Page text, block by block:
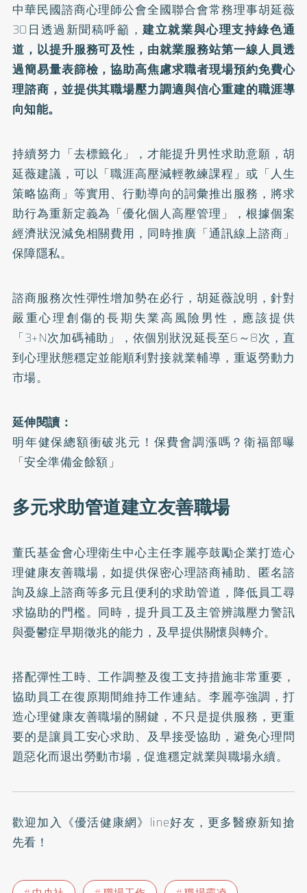
中華民國諮商心理師公會全國聯合會常務理事胡延薇
30日透過新聞稿呼籲，建立就業與心理支持綠色通
道，以提升服務可及性，由就業服務站第一線人員透
過簡易量表篩檢，協助高焦慮求職者現場預約免費心
理諮商，並提供其職場壓力調適與信心重建的職涯導
向知能。
持續努力「去標籤化」，才能提升男性求助意願，胡
延薇建議，可以「職涯高壓減輕教練課程」或「人生
策略協商」等實用、行動導向的詞彙推出服務，將求
助行為重新定義為「優化個人高壓管理」，根據個案
經濟狀況減免相關費用，同時推廣「通訊線上諮商」
保障隱私。
諮商服務次性彈性增加勢在必行，胡延薇說明，針對
嚴重心理創傷的長期失業高風險男性，應該提供
「3+N次加碼補助」，依個別狀況延長至6～8次，直
到心理狀態穩定並能順利對接就業輔導，重返勞動力
市場。
延伸閱讀：
明年健保總額衝破兆元！保費會調漲嗎？衛福部曝
「安全準備金餘額」
多元求助管道建立友善職場
董氏基金會心理衛生中心主任李麗亭鼓勵企業打造心
理健康友善職場，如提供保密心理諮商補助、匿名諮
詢及線上諮商等多元且便利的求助管道，降低員工尋
求協助的門檻。同時，提升員工及主管辨識壓力警訊
與憂鬱症早期徵兆的能力，及早提供關懷與轉介。
搭配彈性工時、工作調整及復工支持措施非常重要，
協助員工在復原期間維持工作連結。李麗亭強調，打
造心理健康友善職場的關鍵，不只是提供服務，更重
要的是讓員工安心求助、及早接受協助，避免心理問
題惡化而退出勞動市場，促進穩定就業與職場永續。
歡迎加入 《優活健康網》line好友 ，更多醫療新知搶
先看！